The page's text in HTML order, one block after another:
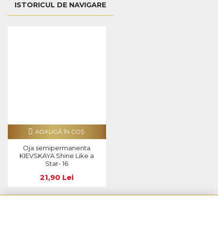
ISTORICUL DE NAVIGARE
Oja semipermanenta
KIEVSKAYA Shine Like a
Star- 16
21,90 Lei
ADAUGĂ ÎN COŞ